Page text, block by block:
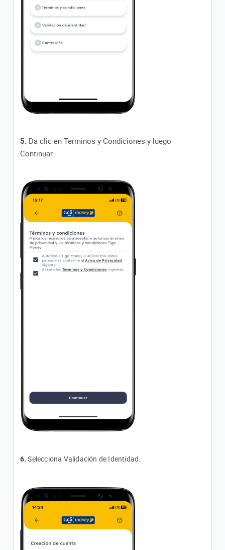
5. Da clic en Terminos y Condiciones y luego
Continuar.
6. Selecciona Validación de Identidad.